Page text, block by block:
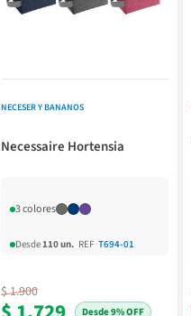
NECESER Y BANANOS
Necessaire Hortensia
3 colores
Desde110 un. REF ·T694-01
$ 1.900
9% OFF